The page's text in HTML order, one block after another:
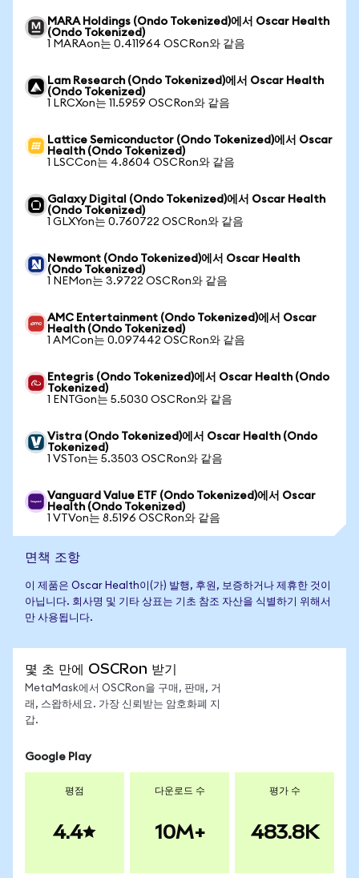
MARA Holdings (Ondo Tokenized)에서 Oscar Health
(Ondo Tokenized)
1 MARAon는 0.411964 OSCRon와 같음
Lam Research (Ondo Tokenized)에서 Oscar Health
(Ondo Tokenized)
1 LRCXon는 11.5959 OSCRon와 같음
Lattice Semiconductor (Ondo Tokenized)에서 Oscar
Health (Ondo Tokenized)
1 LSCCon는 4.8604 OSCRon와 같음
Galaxy Digital (Ondo Tokenized)에서 Oscar Health
(Ondo Tokenized)
1 GLXYon는 0.760722 OSCRon와 같음
Newmont (Ondo Tokenized)에서 Oscar Health
(Ondo Tokenized)
1 NEMon는 3.9722 OSCRon와 같음
AMC Entertainment (Ondo Tokenized)에서 Oscar
Health (Ondo Tokenized)
1 AMCon는 0.097442 OSCRon와 같음
Entegris (Ondo Tokenized)에서 Oscar Health (Ondo
Tokenized)
1 ENTGon는 5.5030 OSCRon와 같음
Vistra (Ondo Tokenized)에서 Oscar Health (Ondo
Tokenized)
1 VSTon는 5.3503 OSCRon와 같음
Vanguard Value ETF (Ondo Tokenized)에서 Oscar
Health (Ondo Tokenized)
1 VTVon는 8.5196 OSCRon와 같음
면책 조항
이 제품은 Oscar Health이(가) 발행, 후원, 보증하거나 제휴한 것이
아닙니다. 회사명 및 기타 상표는 기초 참조 자산을 식별하기 위해서
만 사용됩니다.
몇 초 만에 OSCRon 받기
MetaMask에서 OSCRon을 구매, 판매, 거
래, 스왑하세요. 가장 신뢰받는 암호화폐 지
갑.
Google Play
평점
4.4
다운로드 수
10M+
평가 수
483.8K